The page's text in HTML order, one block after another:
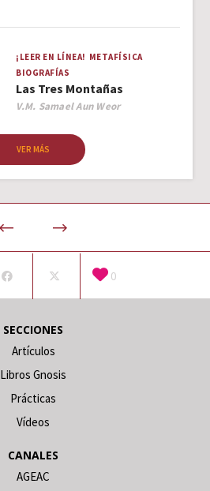
¡LEER EN LÍNEA! METAFÍSICA
BIOGRAFÍAS
Las Tres Montañas
Author
V.M. Samael Aun Weor
VER MÁS
0
SECCIONES
Artículos
Libros Gnosis
Prácticas
Vídeos
CANALES
AGEAC